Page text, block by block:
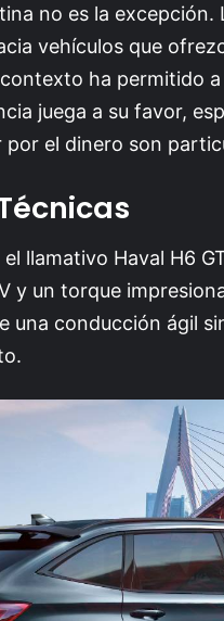
no es la excepción.
vehículos que
ha permitido
juega a su favor,
el dinero son
llamativo Haval H6
y un torque
una conducción ágil